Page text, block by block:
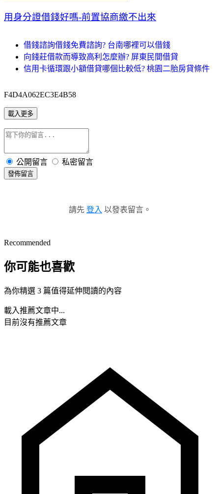
用身分證借錢好嗎-前置協商繳不出來
借錢諮詢借錢免費諮詢? 台南哪裡可以借錢
向錢莊借款而導致高利怎麼辦? 屏東民間借貸
信用卡循環跟小額借貸哪個比較低? 桃園二胎房貸條件
F4D4A062EC3E4B58
載入更多
公開留言 私密留言
發佈留言
請先 登入 以發表留言。
Recommended
你可能也喜歡
為你精選 3 篇值得延伸閱讀的內容
載入推薦文章中...
目前沒有推薦文章